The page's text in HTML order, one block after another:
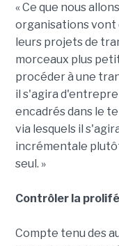
« Ce que nous
organisations vont
leurs projets de
morceaux plus
procéder à une
il s'agira
encadrés dans le
via lesquels il
incrémentale
seul. »
Contrôler la
Compte tenu des